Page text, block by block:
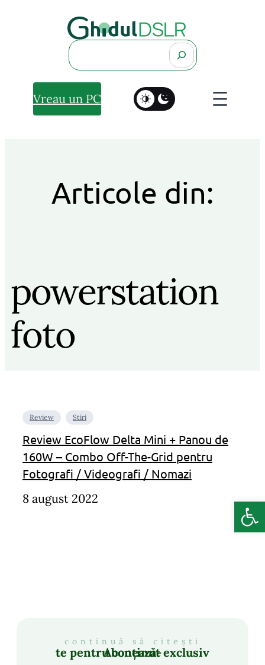
Search
Vreau un PC
Articole din:
powerstation
foto
Review Stiri
Review EcoFlow Delta Mini + Panou de
160W – Combo Off-The-Grid pentru
Fotografi / Videografi / Nomazi
8 august 2022
continuă să citești
Abonează-te pentru conținut exclusiv